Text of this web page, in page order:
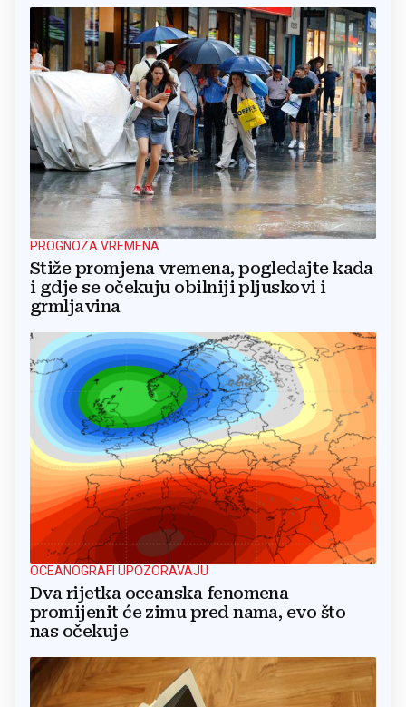
PROGNOZA VREMENA
Stiže promjena vremena, pogledajte kada
i gdje se očekuju obilniji pljuskovi i
grmljavina
OCEANOGRAFI UPOZORAVAJU
Dva rijetka oceanska fenomena
promijenit će zimu pred nama, evo što
nas očekuje